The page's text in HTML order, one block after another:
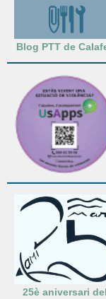
Blog PTT de
25è aniversari del